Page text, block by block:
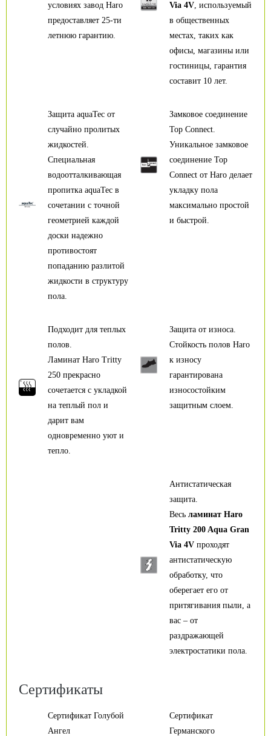
условиях завод Haro
предоставляет 25-ти
летнюю гарантию.
Via 4V, используемый
в общественных
местах, таких как
офисы, магазины или
гостиницы, гарантия
составит 10 лет.
Замковое соединение
Top Connect.
Уникальное замковое
соединение Top
Connect от Haro делает
укладку пола
максимально простой
и быстрой.
Защита aquaTec от
случайно пролитых
жидкостей.
Специальная
водоотталкивающая
пропитка aquaTec в
сочетании с точной
геометрией каждой
доски надежно
противостоят
попаданию разлитой
жидкости в структуру
пола.
Подходит для теплых
полов.
Ламинат Haro Tritty
250 прекрасно
сочетается с укладкой
на теплый пол и
дарит вам
одновременно уют и
тепло.
Защита от износа.
Стойкость полов Haro
к износу
гарантирована
износостойким
защитным слоем.
Антистатическая
защита.
Весь ламинат Haro
Tritty 200 Aqua Gran
Via 4V проходят
антистатическую
обработку, что
оберегает его от
притягивания пыли, а
вас – от
раздражающей
электростатики пола.
Сертификаты
Сертификат Голубой
Ангел
Сертификат
Германского